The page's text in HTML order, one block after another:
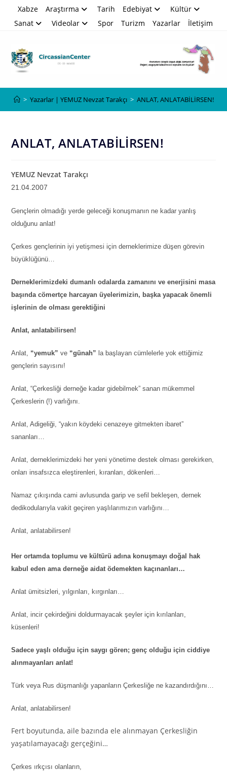
Xabze Araştırma Tarih Edebiyat
Kültür
Sanat
Videolar Spor Turizm Yazarlar İletişim
> Yazarlar | YEMUZ Nevzat Tarakçı > ANLAT, ANLATABİLİRSEN!
ANLAT, ANLATABİLİRSEN!
YEMUZ Nevzat Tarakçı
21.04.2007
Gençlerin olmadığı yerde geleceği konuşmanın ne kadar yanlış
olduğunu anlat!
Çerkes gençlerinin iyi yetişmesi için derneklerimize düşen görevin
büyüklüğünü…
Derneklerimizdeki dumanlı odalarda zamanını ve enerjisini masa
başında cömertçe harcayan üyelerimizin, başka yapacak önemli
işlerinin de olması gerektiğini
Anlat, anlatabilirsen!
Anlat, “yemuk” ve “günah” la başlayan cümlelerle yok ettiğimiz
gençlerin sayısını!
Anlat, “Çerkesliği derneğe kadar gidebilmek” sanan mükemmel
Çerkeslerin (!) varlığını.
Anlat, Adigeliği, “yakın köydeki cenazeye gitmekten ibaret”
sananları…
Anlat, derneklerimizdeki her yeni yönetime destek olması gerekirken,
onları insafsızca eleştirenleri, kıranları, dökenleri…
Namaz çıkışında cami avlusunda garip ve sefil bekleşen, dernek
dedikodularıyla vakit geçiren yaşlılarımızın varlığını…
Anlat, anlatabilirsen!
Her ortamda toplumu ve kültürü adına konuşmayı doğal hak
kabul eden ama derneğe aidat ödemekten kaçınanları…
Anlat ümitsizleri, yılgınları, kırgınları…
Anlat, incir çekirdeğini doldurmayacak şeyler için kırılanları,
küsenleri!
Sadece yaşlı olduğu için saygı gören; genç olduğu için ciddiye
alınmayanları anlat!
Türk veya Rus düşmanlığı yapanların Çerkesliğe ne kazandırdığını…
Anlat, anlatabilirsen!
Fert boyutunda, aile bazında ele alınmayan Çerkesliğin
yaşatılamayacağı gerçeğini…
Çerkes ırkçısı olanların,